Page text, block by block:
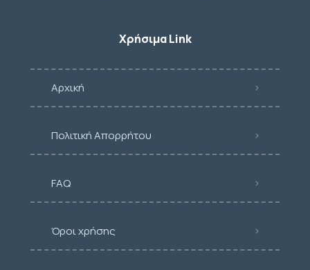
Χρήσιμα Link
Αρχική
Πολιτική Απορρήτου
FAQ
Όροι χρήσης